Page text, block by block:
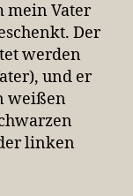
mein Vater
Der
werden
und er
weißen
linken